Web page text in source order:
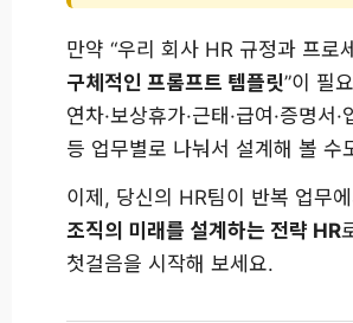
만약 “우리 회사 HR 규정과 프로
구체적인 프롬프트 템플릿”이 필
연차·보상휴가·근태·급여·증명서·
등 업무별로 나눠서 설계해 볼 수
이제, 당신의 HR팀이 반복 업무
조직의 미래를 설계하는 전략 HR
첫걸음을 시작해 보세요.